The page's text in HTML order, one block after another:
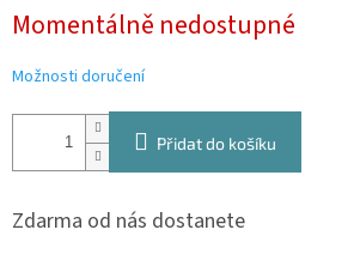
cena:
Momentálně nedostupné
Možnosti doručení
Přidat do košíku
Zdarma od nás dostanete